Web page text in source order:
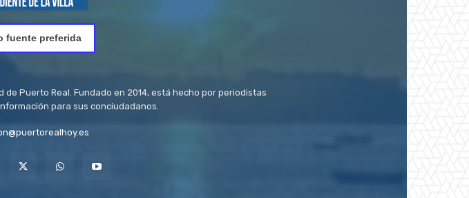
fuente preferida
Puerto Real. Fundado en 2014, está hecho por periodistas
para sus conciudadanos.